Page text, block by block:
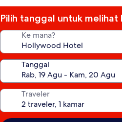
Pilih tanggal untuk melihat
Ke mana?
Tanggal
Traveler